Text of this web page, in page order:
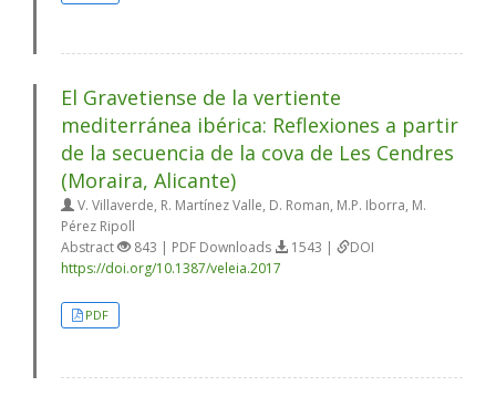
El Gravetiense de la vertiente
mediterránea ibérica: Reflexiones a partir
de la secuencia de la cova de Les Cendres
(Moraira, Alicante)
V. Villaverde, R. Martínez Valle, D. Roman, M.P. Iborra, M.
Pérez Ripoll
Abstract
843 | PDF Downloads 1543 |
DOI
https://doi.org/10.1387/veleia.2017
PDF